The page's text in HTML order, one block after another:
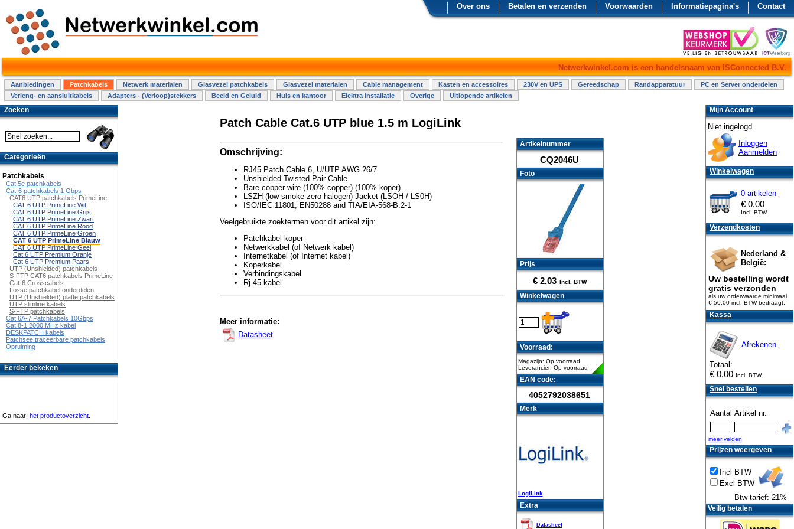
Contact
Informatiepagina's
Voorwaarden
Betalen en verzenden
Over ons
Netwerkwinkel.com is een handelsnaam van ISConnected B.V.
Aanbiedingen Patchkabels Netwerk materialen Glasvezel patchkabels Glasvezel materialen Cable management Kasten en accessoires 230V en UPS Gereedschap Randapparatuur
PC en Server onderdelen
Verleng- en aansluitkabels
Adapters - (Verloop)stekkers Beeld en Geluid Huis en kantoor Elektra installatie Overige Uitlopende artikelen
Patch Cable Cat.6 UTP blue 1.5 m LogiLink
Artikelnummer
CQ2046U
Foto
Prijs
€ 2,03 Incl. BTW
Winkelwagen
Voorraad:
Magazijn: Op voorraad
Leverancier: Op voorraad
EAN code:
4052792038651
Merk
LogiLink
Extra
Datasheet
Omschrijving:
RJ45 Patch Cable 6, U/UTP AWG 26/7
Unshielded Twisted Pair Cable
Bare copper wire (100% copper) (100% koper)
LSZH (low smoke zero halogen) Jacket (LSOH / LS0H)
ISO/IEC 11801, EN50288 and TIA/EIA-568-B.2-1
Veelgebruikte zoektermen voor dit artikel zijn:
Patchkabel koper
Netwerkkabel (of Netwerk kabel)
Internetkabel (of Internet kabel)
Koperkabel
Verbindingskabel
Rj-45 kabel
Meer informatie:
Datasheet
Zoeken
Categorieën
Patchkabels
Cat.5e patchkabels
Cat-6 patchkabels 1 Gbps
CAT6 UTP patchkabels PrimeLine
CAT 6 UTP PrimeLine Wit
CAT 6 UTP PrimeLine Grijs
CAT 6 UTP PrimeLine Zwart
CAT 6 UTP PrimeLine Rood
CAT 6 UTP PrimeLine Groen
CAT 6 UTP PrimeLine Blauw
CAT 6 UTP PrimeLine Geel
Cat 6 UTP Premium Oranje
Cat 6 UTP Premium Paars
UTP (Unshielded) patchkabels
S-FTP CAT6 patchkabels PrimeLine
Cat-6 Crosscabels
Losse patchkabel onderdelen
UTP (Unshielded) platte patchkabels
UTP slimline kabels
S-FTP patchkabels
Cat 6A-7 Patchkabels 10Gbps
Cat 8-1 2000 MHz kabel
DESKPATCH kabels
Patchsee traceerbare patchkabels
Opruiming
Eerder bekeken
Ga naar: het productoverzicht
Mijn Account
Niet ingelogd.
Inloggen
Aanmelden
Winkelwagen
0 artikelen
€ 0,00
Incl. BTW
Verzendkosten
Nederland &
België:
Uw bestelling wordt
gratis verzonden
als uw orderwaarde minimaal
€ 50.00 incl. BTWbedraagt.
Kassa
Afrekenen
Totaal:
€ 0,00 Incl. BTW
Snel bestellen
Aantal Artikel nr.
meer velden
Prijzen weergeven
Incl BTW
Excl BTW
Btw tarief: 21%
Veilig betalen